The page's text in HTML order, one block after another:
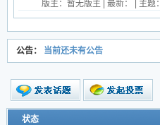
版主：暂无版主 | 最新：
| 主题：
公告： 当前还未有公告
新的主题
状态